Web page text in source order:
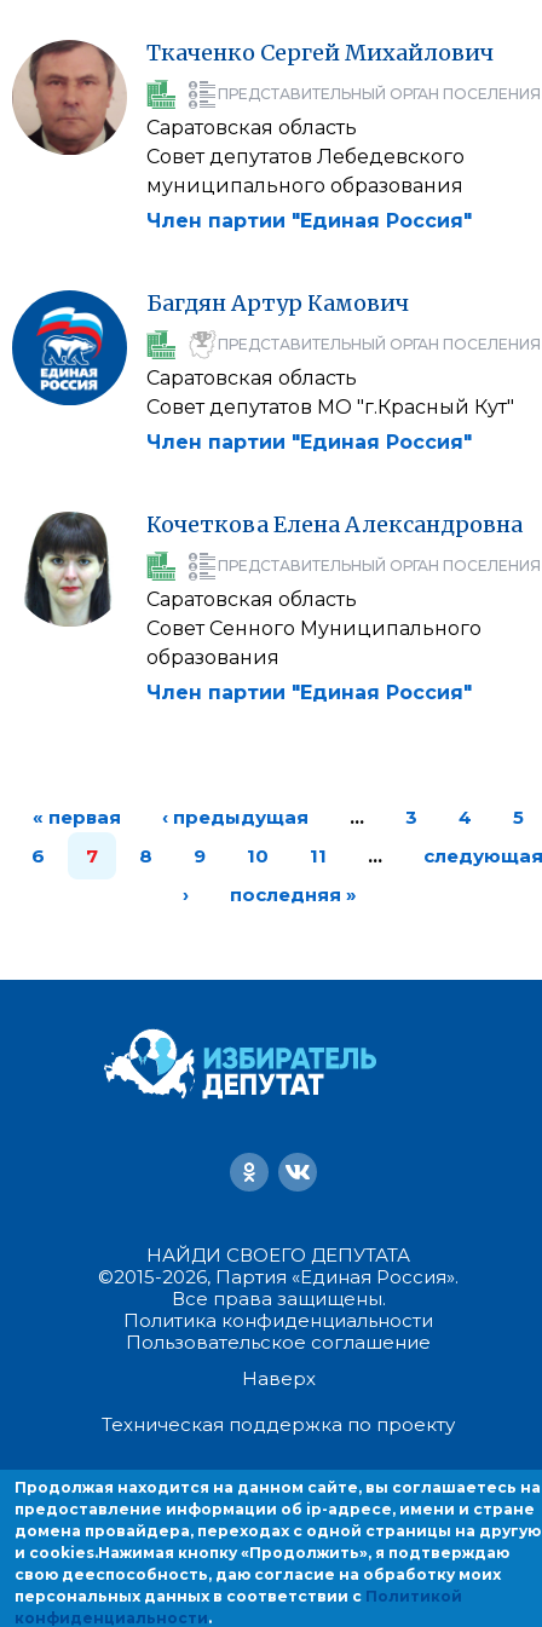
Ткаченко СергейМихайлович
ПРЕДСТАВИТЕЛЬНЫЙ ОРГАН ПОСЕЛЕНИЯ
Саратовская область
Совет депутатов Лебедевского
муниципального образования
Член партии "Единая Россия"
БагдянАртур Камович
ПРЕДСТАВИТЕЛЬНЫЙ ОРГАН ПОСЕЛЕНИЯ
Саратовская область
Совет депутатов МО "г.Красный Кут"
Член партии "Единая Россия"
КочетковаЕленаАлександровна
ПРЕДСТАВИТЕЛЬНЫЙ ОРГАН ПОСЕЛЕНИЯ
Саратовская область
Совет Сенного Муниципального
образования
Член партии "Единая Россия"
« первая ‹ предыдущая … 3 4
5
6
7 8 9 10 11 …
следующая
›
последняя »
НАЙДИ СВОЕГО ДЕПУТАТА
©2015-2026, Партия «Единая Россия».
Все права защищены.
Политика конфиденциальности
Пользовательское соглашение
Наверх
Техническая поддержка по проекту
Продолжая находиться на данном сайте, вы соглашаетесь на
предоставление информации об ip-адресе, имени и стране домена
провайдера, переходах с одной страницы на другую и cookies.
Продолжая находится на данном сайте, вы соглашаетесь на
предоставление информации об ip-адресе, имени и стране
домена провайдера, переходах с одной страницы на другую
и cookies.Нажимая кнопку «Продолжить», я подтверждаю
свою дееспособность, даю согласие на обработку моих
персональных данных в соответствии с Политикой
конфиденциальности.